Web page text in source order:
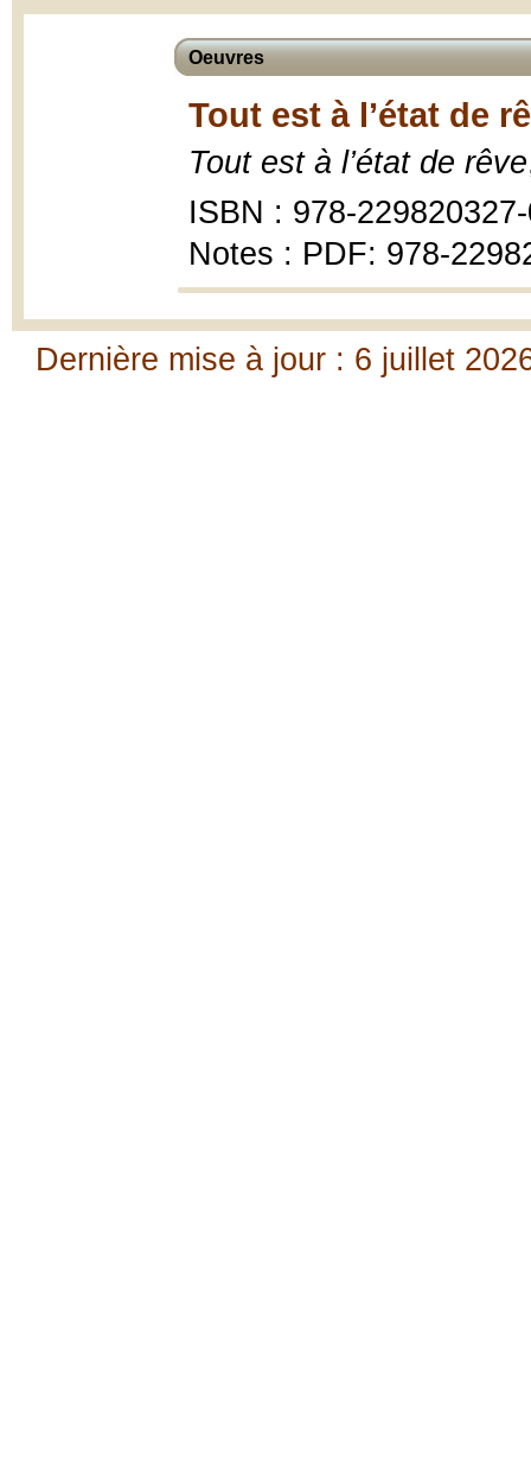
Oeuvres
Tout est à l’état de
Tout est à l’état de rêve
ISBN : 978-
Notes : PDF: 978-
Dernière mise à jour : 6 juillet